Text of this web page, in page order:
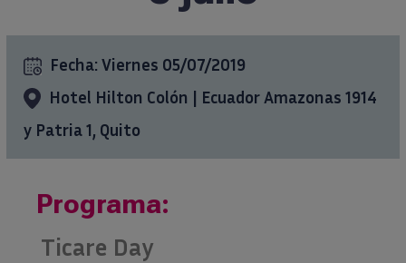
Formación
Ciencia al día
info@ticareimplants.com
Fecha: Viernes 05/07/2019
Hotel Hilton Colón | Ecuador Amazonas 1914
y Patria 1, Quito
Programa:
Ticare Day